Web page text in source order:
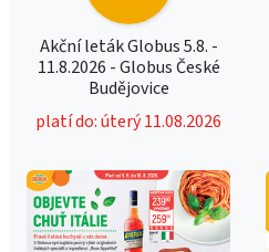
Akční leták Globus 5.8. -
11.8.2026 - Globus České
Budějovice
platí do: úterý 11.08.2026